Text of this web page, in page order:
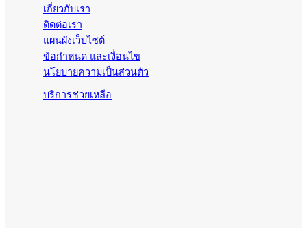
เกี่ยวกับเรา
ติดต่อเรา
แผนผังเว็บไซต์
ข้อกำหนด และเงื่อนไข
นโยบายความเป็นส่วนตัว
บริการช่วยเหลือ